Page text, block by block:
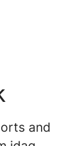
and